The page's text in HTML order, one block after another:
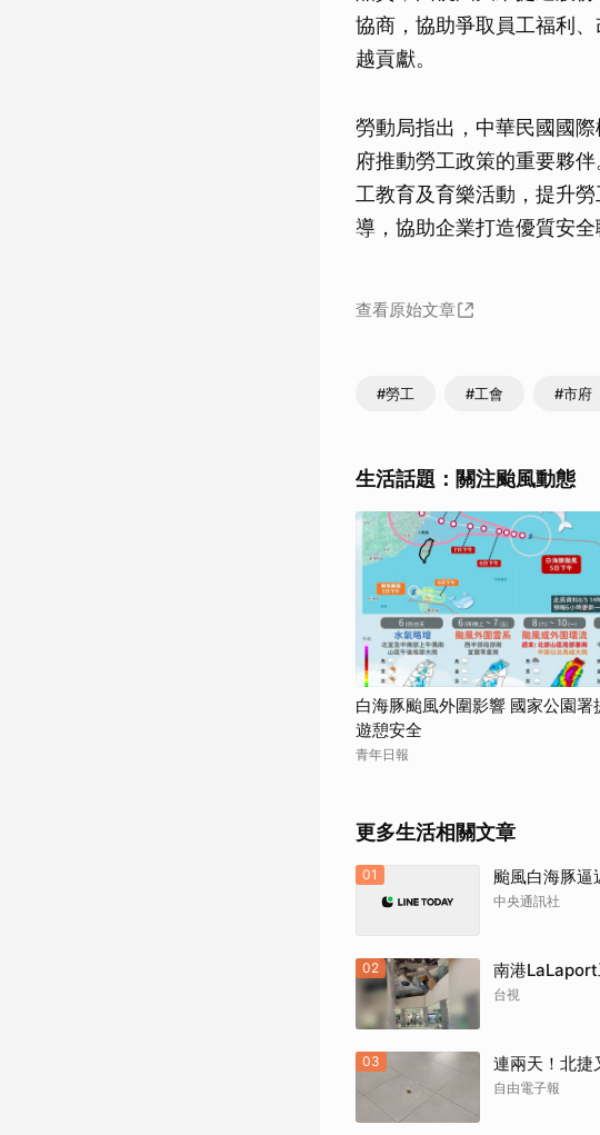
協商，協助爭取員工福利
越貢獻。
勞動局指出，中華民國國
府推動勞工政策的重要夥
工教育及育樂活動，提升
導，協助企業打造優質安全
查看原始文章
#勞工 #工會 #市府
生活話題：關注颱風動態
白海豚颱風外圍影響 國家公園署
遊憩安全
青年日報
更多生活相關文章
01 颱風白海豚逼
中央通訊社
02 南港LaLaport
台視
03 連兩天！北捷
自由電子報